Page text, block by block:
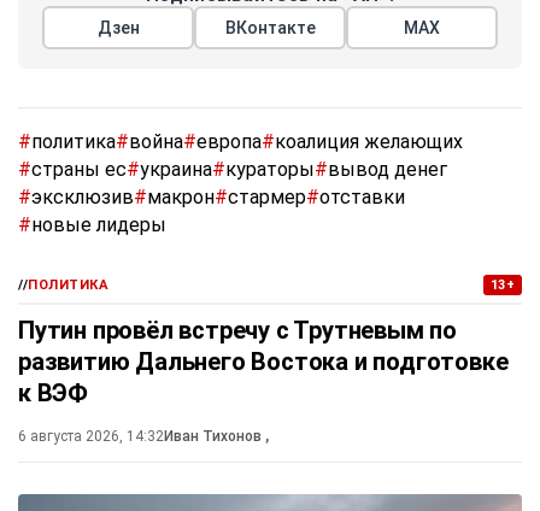
Дзен ВКонтакте МАХ
#политика#война#европа#коалиция желающих
#страны ес#украина#кураторы#вывод денег
#эксклюзив#макрон#стармер#отставки
#новые лидеры
//ПОЛИТИКА 13+
Путин провёл встречу с Трутневым по
развитию Дальнего Востока и подготовке
к ВЭФ
6 августа 2026, 14:32Иван Тихонов ,